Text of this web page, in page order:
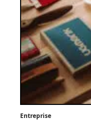
Entreprise